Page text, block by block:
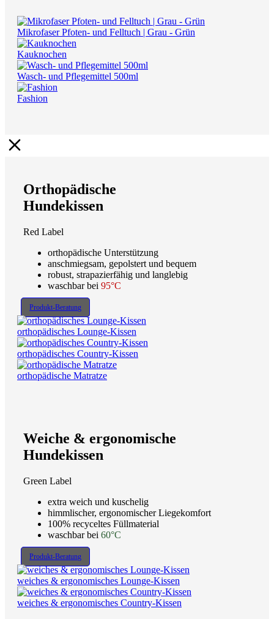
Mikrofaser Pfoten- und Felltuch | Grau - Grün
Kauknochen
Wasch- und Pflegemittel 500ml
Fashion
Orthopädische
Hundekissen
Red Label
orthopädische Unterstützung
anschmiegsam, gepolstert und bequem
robust, strapazierfähig und langlebig
waschbar bei 95°C
Produkt-Beratung
orthopädisches Lounge-Kissen
orthopädisches Country-Kissen
orthopädische Matratze
Weiche & ergonomische
Hundekissen
Green Label
extra weich und kuschelig
himmlischer, ergonomischer Liegekomfort
100% recyceltes Füllmaterial
waschbar bei 60°C
Produkt-Beratung
weiches & ergonomisches Lounge-Kissen
weiches & ergonomisches Country-Kissen